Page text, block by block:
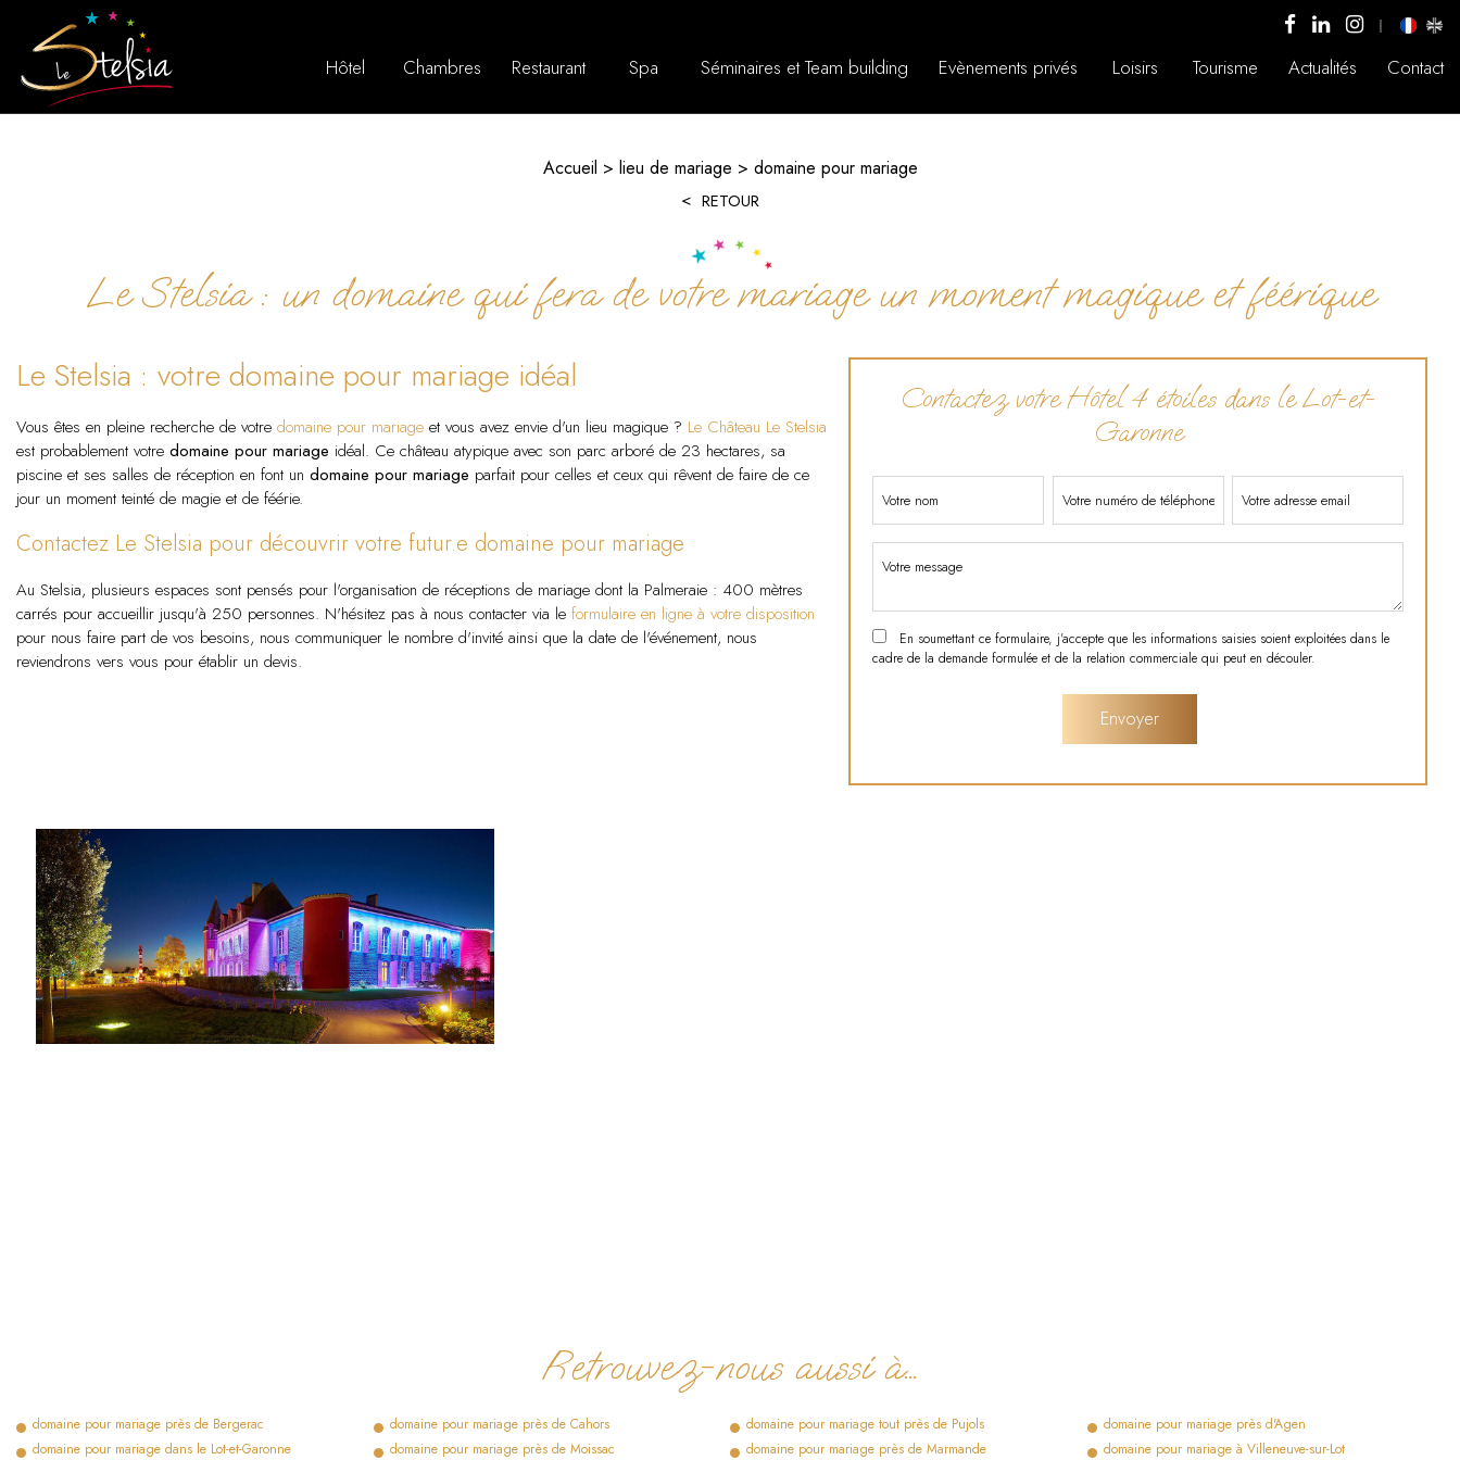
Hôtel Chambres Restaurant Spa Séminaires et Team building Evènements privés Loisirs Tourisme Actualités Contact
Accueil lieu de mariage domaine pour mariage
RETOUR
Le Stelsia : un domaine qui fera de votre mariage un moment magique et féérique
Le Stelsia : votre domaine pour mariage idéal
Vous êtes en pleine recherche de votre domaine pour mariage et vous avez envie d'un lieu magique ? Le Château Le Stelsia
est probablement votre domaine pour mariage idéal. Ce château atypique avec son parc arboré de 23 hectares, sa
piscine et ses salles de réception en font un domaine pour mariage parfait pour celles et ceux qui rêvent de faire de ce
jour un moment teinté de magie et de féérie.
Contactez Le Stelsia pour découvrir votre futur.e domaine pour mariage
Au Stelsia, plusieurs espaces sont pensés pour l'organisation de réceptions de mariage dont la Palmeraie : 400 mètres
carrés pour accueillir jusqu'à 250 personnes. N'hésitez pas à nous contacter via le formulaire en ligne à votre disposition
pour nous faire part de vos besoins, nous communiquer le nombre d'invité ainsi que la date de l'événement, nous
reviendrons vers vous pour établir un devis.
Contactez votre Hôtel 4 étoiles dans le Lot-et-
Garonne
En soumettant ce formulaire, j'accepte que les informations saisies soient exploitées dans le
cadre de la demande formulée et de la relation commerciale qui peut en découler.
Retrouvez-nous aussi à…
domaine pour mariage près de Bergerac domaine pour mariage près de Cahors domaine pour mariage tout près de Pujols
domaine pour mariage près d'Agen
domaine pour mariage dans le Lot-et-Garonne
domaine pour mariage près de Moissac domaine pour mariage près de Marmande
domaine pour mariage à Villeneuve-sur-Lot